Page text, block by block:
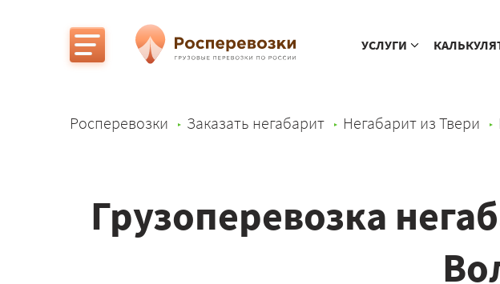
УСЛУГИ
Росперевозки Заказать негабарит Негабарит из Твери
Грузоперевозка